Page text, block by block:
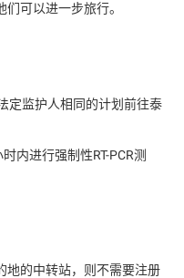
可以进一步旅行。
定监护人相同的计划前往泰
内进行强制性RT-PCR测
地的中转站，则不需要注册